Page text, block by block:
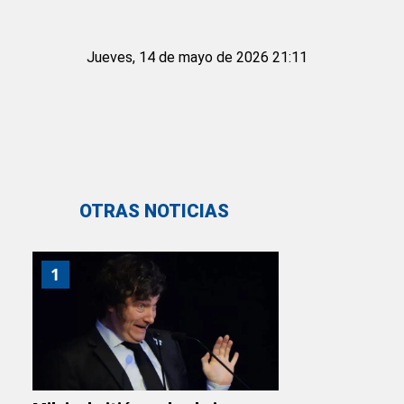
Jueves, 14 de mayo de 2026 21:11
OTRAS NOTICIAS
1